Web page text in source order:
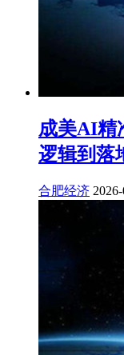
成美AI精
逻辑到落
合肥经济